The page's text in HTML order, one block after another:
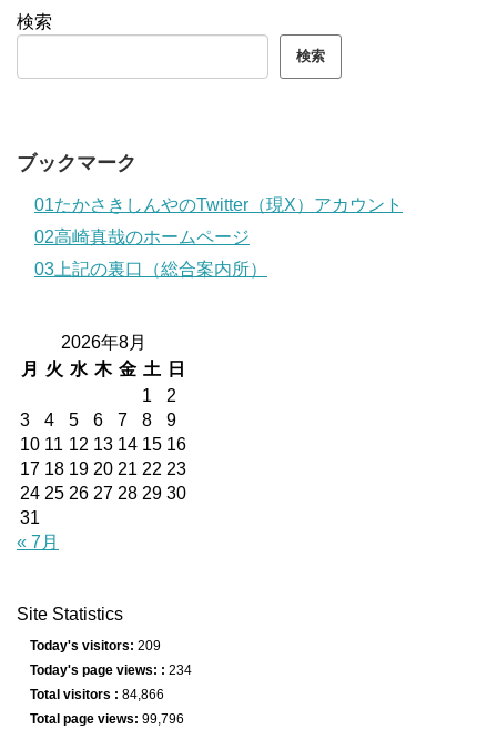
検索
検索
ブックマーク
01たかさきしんやのTwitter（現X）アカウント
02高崎真哉のホームページ
03上記の裏口（総合案内所）
2026年8月
月
火 水 木 金 土
日
1
2
3
4 5 6 7 8
9
10 11 12 13 14 15 16
17 18 19 20 21 22 23
24 25 26 27 28 29 30
31
« 7月
Site Statistics
Today's visitors: 209
Today's page views: : 234
Total visitors : 84,866
Total page views: 99,796